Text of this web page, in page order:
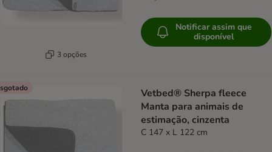
3 opções
Notificar assim que
disponível
Vetbed® Sherpa fleece
Manta para animais de
estimação, cinzenta
C 147 x L 122 cm